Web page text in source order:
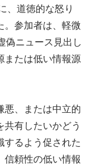
、道徳的な怒り
。参加者は、軽微
偽ニュース見出し
または低い情報源
悪、または中立的
有したいかどう
るよう促された
頼性の低い情報